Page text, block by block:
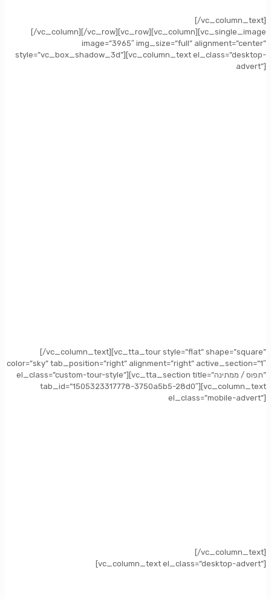
[/vc_column_text]
[/vc_column][/vc_row][vc_row][vc_column][vc_single_image
image=”3965″ img_size=”full” alignment=”center”
style=”vc_box_shadow_3d”][vc_column_text el_class=”desktop-
advert”]
[/vc_column_text][vc_tta_tour style=”flat” shape=”square”
color=”sky” tab_position=”right” alignment=”right” active_section=”1″
el_class=”custom-tour-style”][vc_tta_section title=”תפוס / ממתינה”
tab_id=”1505323317778-3750a5b5-28d0″][vc_column_text
el_class=”mobile-advert”]
[/vc_column_text]
[vc_column_text el_class=”desktop-advert”]